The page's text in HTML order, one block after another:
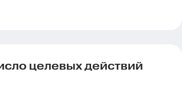
целевых действий